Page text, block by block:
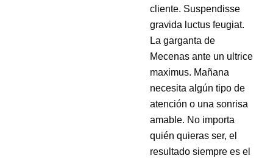
cliente. Suspendisse
gravida luctus feugiat.
La garganta de
Mecenas ante un ultrice
maximus. Mañana
necesita algún tipo de
atención o una sonrisa
amable. No importa
quién quieras ser, el
resultado siempre es el